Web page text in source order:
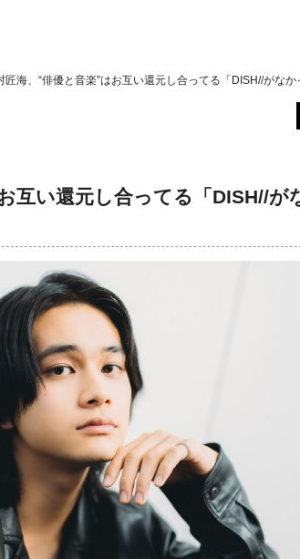
匠海、“俳優と音楽”はお互い還元し合ってる「DISH//がなか
互い還元し合ってる「DISH//が